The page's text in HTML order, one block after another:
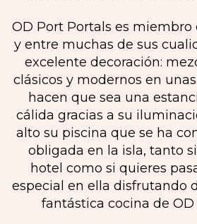
OD Port Portals es miembro
y entre muchas de sus
excelente decoración:
clásicos y modernos en
hacen que sea una
cálida gracias a su
alto su piscina que se ha
obligada en la isla, tanto
hotel como si quieres
especial en ella disfrutando
fantástica cocina de OD